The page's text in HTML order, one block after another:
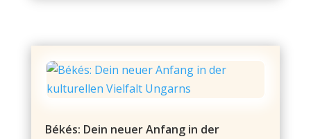
Békés: Dein neuer Anfang in der